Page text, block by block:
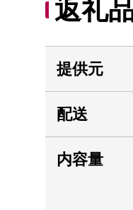
返礼
提供元
配送
内容量